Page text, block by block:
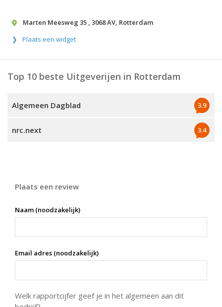
Marten Meesweg 35 , 3068 AV, Rotterdam
Plaats een widget
Top 10 beste Uitgeverijen in Rotterdam
Algemeen Dagblad 3.9
nrc.next 3.4
Plaats een review
Naam (noodzakelijk)
Email adres (noodzakelijk)
Welk rapportcijfer geef je in het algemeen aan dit